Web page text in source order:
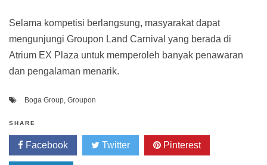
Selama kompetisi berlangsung, masyarakat dapat
mengunjungi Groupon Land Carnival yang berada di
Atrium EX Plaza untuk memperoleh banyak penawaran
dan pengalaman menarik.
Boga Group, Groupon
SHARE
Facebook Twitter Pinterest